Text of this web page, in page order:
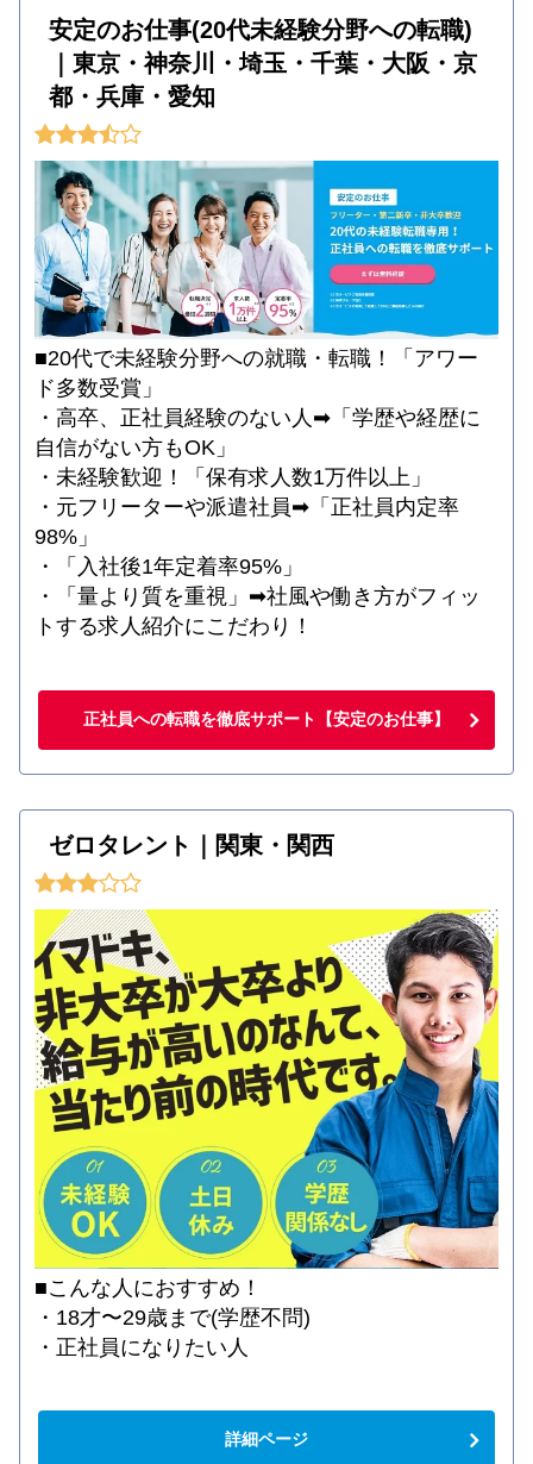
安定のお仕事(20代未経験分野への転職)
｜東京・神奈川・埼玉・千葉・大阪・京
都・兵庫・愛知
■20代で未経験分野への就職・転職！「アワー
ド多数受賞」
・高卒、正社員経験のない人➡「学歴や経歴に
自信がない方もOK」
・未経験歓迎！「保有求人数1万件以上」
・元フリーターや派遣社員➡「正社員内定率
98%」
・「入社後1年定着率95%」
・「量より質を重視」➡社風や働き方がフィッ
トする求人紹介にこだわり！
正社員への転職を徹底サポート【安定のお仕事】
ゼロタレント｜関東・関西
■こんな人におすすめ！
・18才〜29歳まで(学歴不問)
・正社員になりたい人
詳細ページ